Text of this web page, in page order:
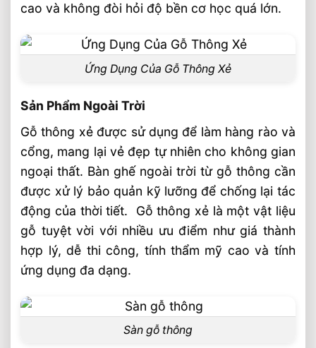
cao và không đòi hỏi độ bền cơ học quá lớn.
Ứng Dụng Của Gỗ Thông Xẻ
Sản Phẩm Ngoài Trời
Gỗ thông xẻ được sử dụng để làm hàng rào và
cổng, mang lại vẻ đẹp tự nhiên cho không gian
ngoại thất. Bàn ghế ngoài trời từ gỗ thông cần
được xử lý bảo quản kỹ lưỡng để chống lại tác
động của thời tiết. Gỗ thông xẻ là một vật liệu
gỗ tuyệt vời với nhiều ưu điểm như giá thành
hợp lý, dễ thi công, tính thẩm mỹ cao và tính
ứng dụng đa dạng.
Sàn gỗ thông